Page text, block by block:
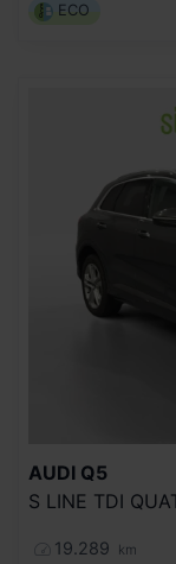
ECO
AUDI Q5
19.289 km